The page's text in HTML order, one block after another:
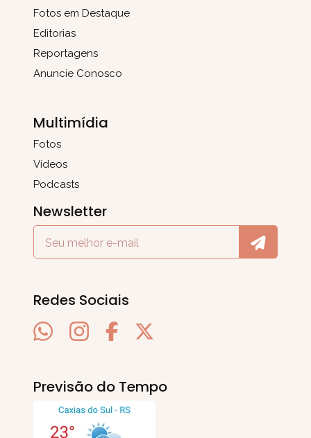
Fotos em Destaque
Editorias
Reportagens
Anuncie Conosco
Multimídia
Fotos
Vídeos
Podcasts
Newsletter
Redes Sociais
Previsão do Tempo